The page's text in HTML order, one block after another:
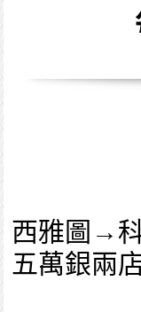
西雅圖→
五萬銀兩